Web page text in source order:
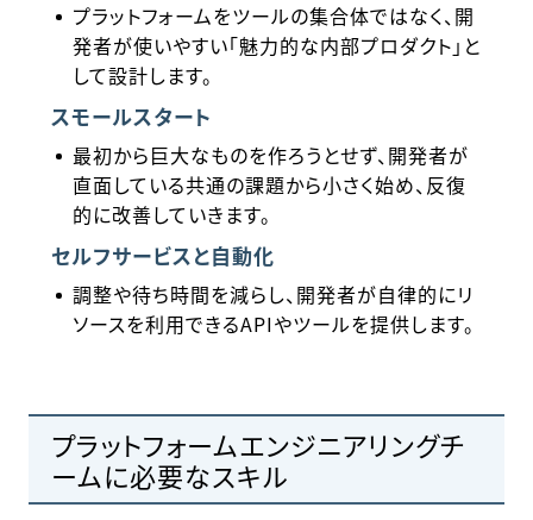
プラットフォームをツールの集合体ではなく、開
発者が使いやすい「魅力的な内部プロダクト」と
して設計します。
スモールスタート
最初から巨大なものを作ろうとせず、開発者が
直面している共通の課題から小さく始め、反復
的に改善していきます。
セルフサービスと自動化
調整や待ち時間を減らし、開発者が自律的にリ
ソースを利用できるAPIやツールを提供します。
プラットフォームエンジニアリングチ
ームに必要なスキル